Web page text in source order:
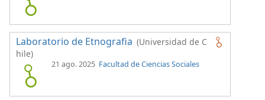
Laboratorio de Etnografia (Universidad de C
hile)
21 ago. 2025 Facultad de Ciencias Sociales